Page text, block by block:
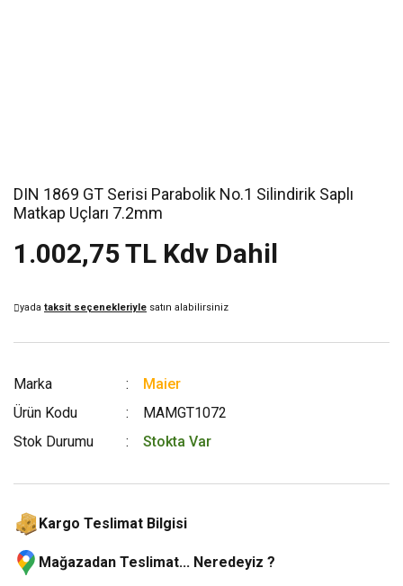
DIN 1869 GT Serisi Parabolik No.1 Silindirik Saplı
Matkap Uçları 7.2mm
1.002,75 TL Kdv Dahil
yada taksit seçenekleriyle satın alabilirsiniz
Marka
Maier
Ürün Kodu
MAMGT1072
Stok Durumu
Stokta Var
Kargo Teslimat Bilgisi
Mağazadan Teslimat... Neredeyiz ?